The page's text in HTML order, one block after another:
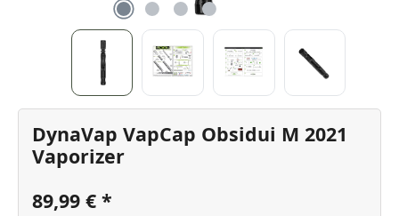
DynaVap VapCap Obsidui M 2021
Vaporizer
89,99 €